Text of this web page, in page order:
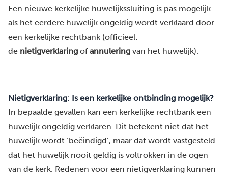
Een nieuwe kerkelijke huwelijkssluiting is pas mogelijk
als het eerdere huwelijk ongeldig wordt verklaard door
een kerkelijke rechtbank (officieel:
de nietigverklaring ofannulering van het huwelijk).
Nietigverklaring: Is een kerkelijke ontbinding mogelijk?
In bepaalde gevallen kan een kerkelijke rechtbank een
huwelijk ongeldig verklaren. Dit betekent niet dat het
huwelijk wordt ‘beëindigd’, maar dat wordt vastgesteld
dat het huwelijk nooit geldig is voltrokken in de ogen
van de kerk. Redenen voor een nietigverklaring kunnen